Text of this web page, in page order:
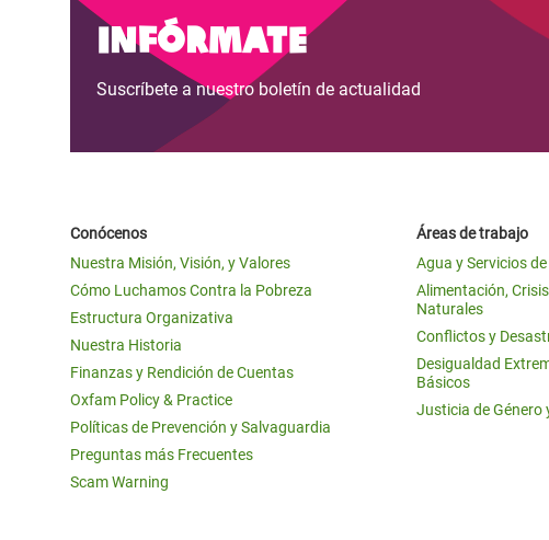
Infórmate
Suscríbete a nuestro boletín de actualidad
Conócenos
Nuestra Misión, Visión, y Valores
Cómo Luchamos Contra la Pobreza
Estructura Organizativa
Nuestra Historia
Finanzas y Rendición de Cuentas
Oxfam Policy & Practice
Políticas de Prevención y Salvaguardia
Preguntas más Frecuentes
Scam Warning
Áreas de trabajo
Agua y Servicios
Alimentación,
Naturales
Conflictos y
Desigualdad
Básicos
Justicia de Género